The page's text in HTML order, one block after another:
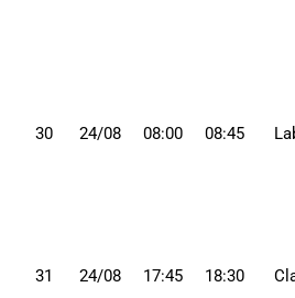
30 24/08 08:00 08:45
31 24/08 17:45 18:30